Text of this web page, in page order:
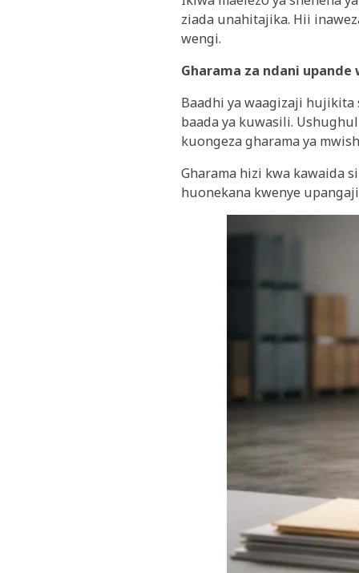
ziada unahitajika. Hii
wengi.
Gharama za ndani upande
Baadhi ya waagizaji hujikita
baada ya kuwasili.
kuongeza gharama ya
Gharama hizi kwa kawaida
huonekana kwenye